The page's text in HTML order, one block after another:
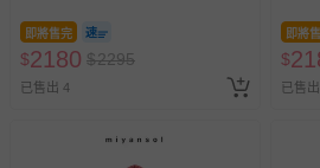
即將售完
$2180 $2295
已售出 4
即將
$
已售